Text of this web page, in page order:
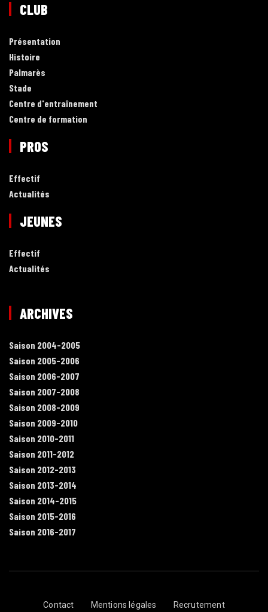
CLUB
Présentation
Histoire
Palmarès
Stade
Centre d'entraînement
Centre de formation
PROS
Effectif
Actualités
JEUNES
Effectif
Actualités
ARCHIVES
Saison 2004-2005
Saison 2005-2006
Saison 2006-2007
Saison 2007-2008
Saison 2008-2009
Saison 2009-2010
Saison 2010-2011
Saison 2011-2012
Saison 2012-2013
Saison 2013-2014
Saison 2014-2015
Saison 2015-2016
Saison 2016-2017
Contact Mentions légales Recrutement